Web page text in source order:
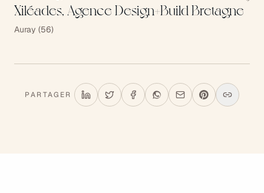
Xiléades, Agence Design+Build Bretagne
Auray (56)
PARTAGER